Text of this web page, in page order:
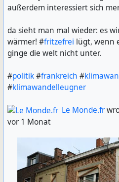
außerdem interessiert sich
da sieht man mal wieder: es
wärmer! #fritzefrei lügt, wenn
ginge die welt nicht unter.
#politik#frankreich #
#klimawandelleugner
Le Monde.fr
vor 1 Monat